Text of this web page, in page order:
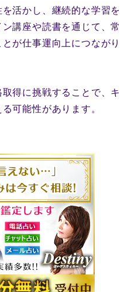
活かし、継続的な学習を
講座や読書を通じて、常
が仕事運向上につながり
得に挑戦することで、キ
可能性があります。